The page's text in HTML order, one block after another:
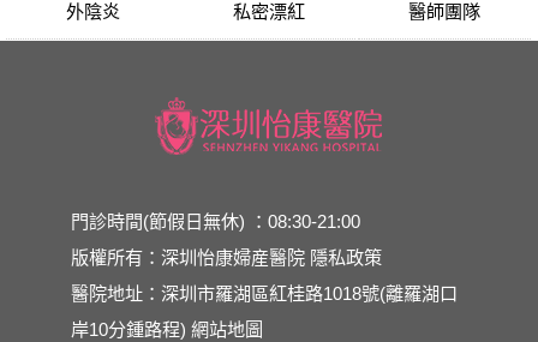
外陰炎 私密漂紅 醫師團隊
門診時間(節假日無休) ：08:30-21:00
版權所有：深圳怡康婦産醫院 隱私政策
醫院地址：深圳市羅湖區紅桂路1018號(離羅湖口
岸10分鍾路程)網站地圖